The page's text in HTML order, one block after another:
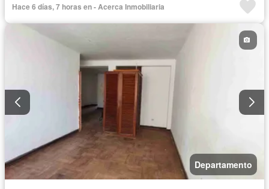
Permite niños
Parcialmente amoblado
Hace 6 días, 7 horas en - Acerca Inmobiliaria
Departamento